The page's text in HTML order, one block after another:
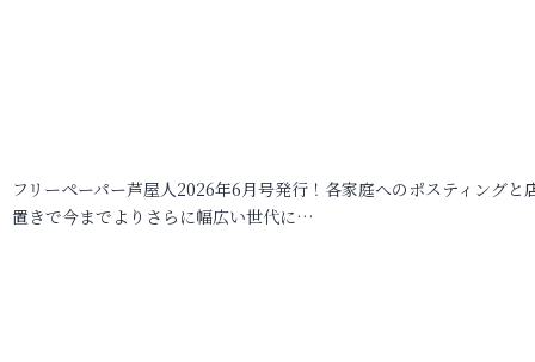
フリーペーパー芦屋人2026年6月号発行！各家庭へのポスティングと
置きで今までよりさらに幅広い世代に…